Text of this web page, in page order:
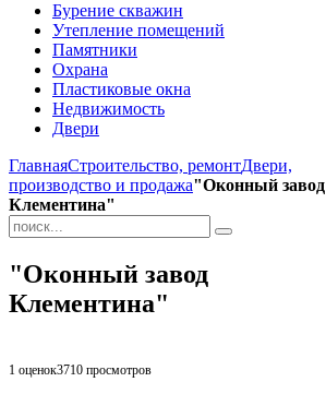
Бурение скважин
Утепление помещений
Памятники
Охрана
Пластиковые окна
Недвижимость
Двери
ГлавнаяСтроительство, ремонтДвери,
производство и продажа"Оконный завод
Клементина"
"Оконный завод
Клементина"
1 оценок3710 просмотров